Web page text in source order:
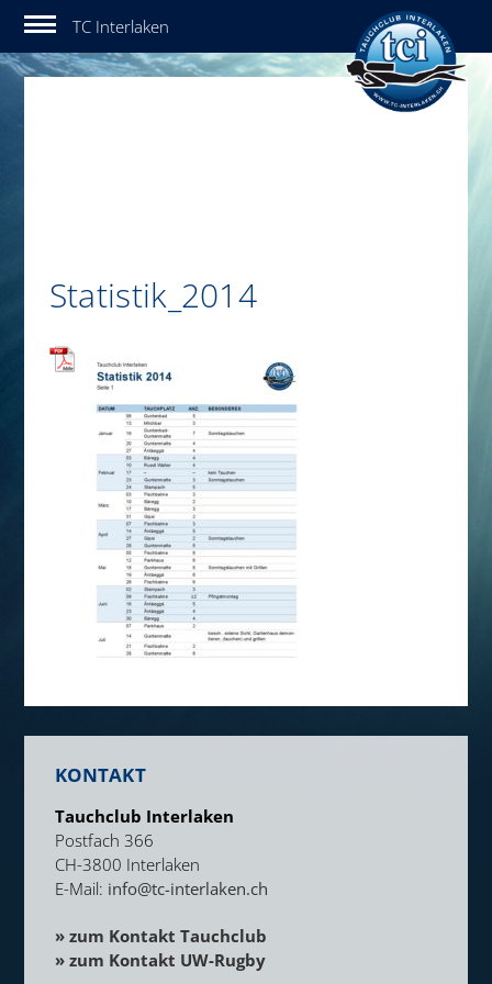
Tauchclub Interlaken
Statistik_2014
KONTAKT
Tauchclub Interlaken
Postfach 366
CH-3800 Interlaken
E-Mail: info@tc-interlaken.ch
» zum Kontakt Tauchclub
» zum Kontakt UW-Rugby